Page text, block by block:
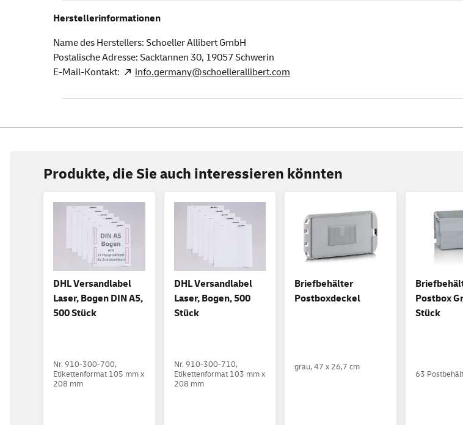
Herstellerinformationen
Name des Herstellers: Schoeller Allibert GmbH
Postalische Adresse: Sacktannen 30, 19057Schwerin
E-Mail-Kontakt:
info.germany@schoellerallibert.com
Produkte, die Sie auch interessieren könnten
DHL Versandlabel
Laser, Bogen DIN A5,
500 Stück
Nr. 910-300-700,
Etikettenformat 105 mm x
208 mm
DHL Versandlabel
Laser, Bogen, 500
Stück
Nr. 910-300-710,
Etikettenformat 103 mm x
208 mm
Briefbehälter
Postboxdeckel
grau, 47 x 26,7 cm
Postbox
Stück
63